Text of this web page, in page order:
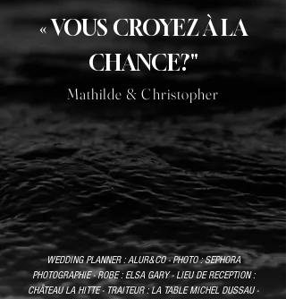
« VOUS CROYEZ À LA
CHANCE?"
Mathilde & Christopher
WEDDING PLANNER : ALUR&CO - PHOTO : SEPHORA
PHOTOGRAPHIE - ROBE : ELSA GARY - LIEU DE RECEPTION :
CHÂTEAU LA HITTE - TRAITEUR : LA TABLE MICHEL DUSSAU -